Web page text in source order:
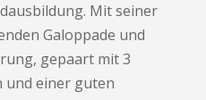
Mit seiner
Galoppade und
gepaart mit 3
und einer guten